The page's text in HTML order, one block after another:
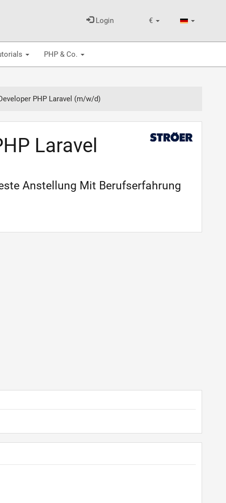
€
Login
PHP & Co.
PHP Laravel (m/w/d)
Laravel
Anstellung Mit Berufserfahrung